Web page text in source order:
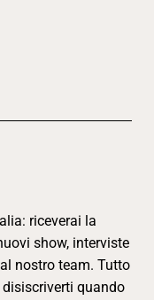
riceverai la
show, interviste
nostro team. Tutto
quando